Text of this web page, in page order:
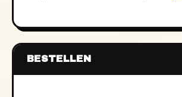
BESTELLEN